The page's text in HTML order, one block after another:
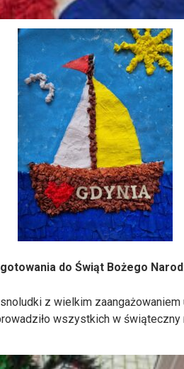
do Świąt Bożego
z wielkim
wszystkich w świąteczny